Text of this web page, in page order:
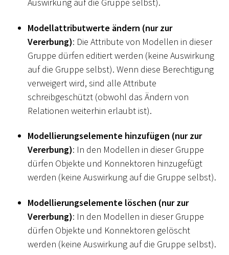
Auswirkung auf die Gruppe selbst).
Modellattributwerte ändern (nur zur
Vererbung): Die Attribute von Modellen in dieser
Gruppe dürfen editiert werden (keine Auswirkung
auf die Gruppe selbst). Wenn diese Berechtigung
verweigert wird, sind alle Attribute
schreibgeschützt (obwohl das Ändern von
Relationen weiterhin erlaubt ist).
Modellierungselemente hinzufügen (nur zur
Vererbung): In den Modellen in dieser Gruppe
dürfen Objekte und Konnektoren hinzugefügt
werden (keine Auswirkung auf die Gruppe selbst).
Modellierungselemente löschen (nur zur
Vererbung): In den Modellen in dieser Gruppe
dürfen Objekte und Konnektoren gelöscht
werden (keine Auswirkung auf die Gruppe selbst).